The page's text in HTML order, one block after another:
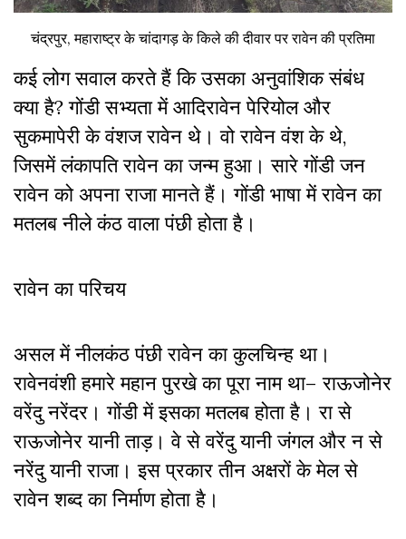
चंद्रपुर, महाराष्ट्र के चांदागड़ के किले की दीवार पर रावेन की प्रतिमा
कई लोग सवाल करते हैं कि उसका अनुवांशिक संबंध
क्या है? गोंडी सभ्यता में आदिरावेन पेरियोल और
सुकमापेरी के वंशज रावेन थे। वो रावेन वंश के थे,
जिसमें लंकापति रावेन का जन्म हुआ। सारे गोंडी जन
रावेन को अपना राजा मानते हैं। गोंडी भाषा में रावेन का
मतलब नीले कंठ वाला पंछी होता है।
रावेन का परिचय
असल में नीलकंठ पंछी रावेन का कुलचिन्ह था।
रावेनवंशी हमारे महान पुरखे का पूरा नाम था– राऊजोनेर
वरेंदु नरेंदर। गोंडी में इसका मतलब होता है। रा से
राऊजोनेर यानी ताड़। वे से वरेंदु यानी जंगल और न से
नरेंदु यानी राजा। इस प्रकार तीन अक्षरों के मेल से
रावेन शब्द का निर्माण होता है।